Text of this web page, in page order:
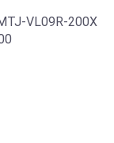
VL09R-200X